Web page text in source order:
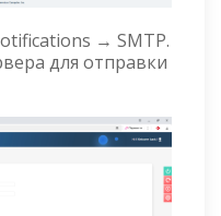
→ SMTP.
для отправки